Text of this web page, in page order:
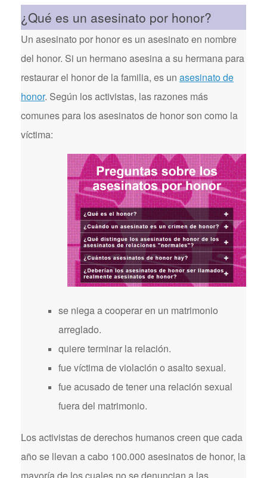
¿Qué es un asesinato por honor?
Un asesinato por honor es un asesinato en nombre
del honor. Si un hermano asesina a su hermana para
restaurar el honor de la familia, es un asesinato de
honor. Según los activistas, las razones más
comunes para los asesinatos de honor son como la
víctima:
se niega a cooperar en un matrimonio
arreglado.
quiere terminar la relación.
fue víctima de violación o asalto sexual.
fue acusado de tener una relación sexual
fuera del matrimonio.
Los activistas de derechos humanos creen que cada
año se llevan a cabo 100.000 asesinatos de honor, la